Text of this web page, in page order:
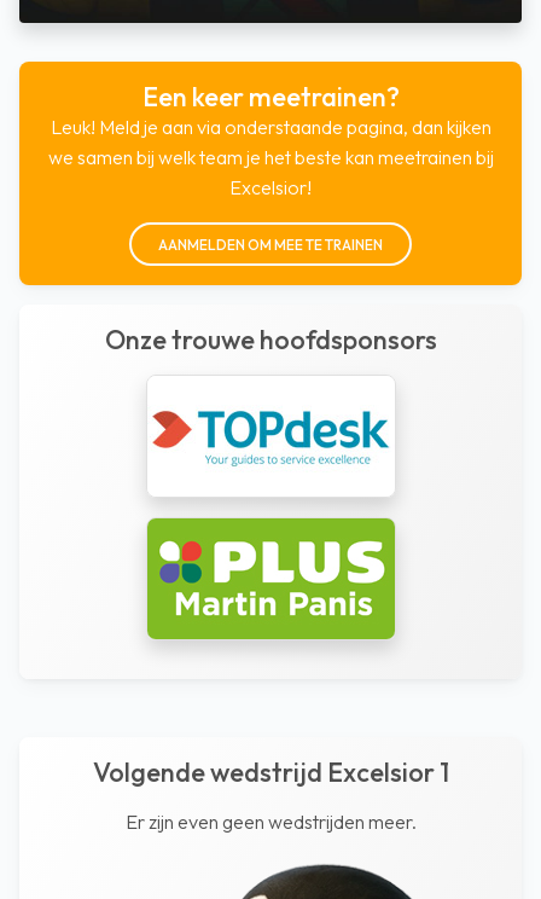
Een keer meetrainen?
Leuk! Meld je aan via onderstaande pagina, dan kijken
we samen bij welk team je het beste kan meetrainen bij
Excelsior!
AANMELDEN OM MEE TE TRAINEN
Onze trouwe hoofdsponsors
Volgende wedstrijd Excelsior 1
Er zijn even geen wedstrijden meer.